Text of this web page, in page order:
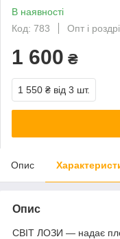
В наявності
Код: 783
Опт і
1 600 ₴
1 550 ₴ від 3 шт.
Опис
Опис
СВІТ ЛОЗИ — надає